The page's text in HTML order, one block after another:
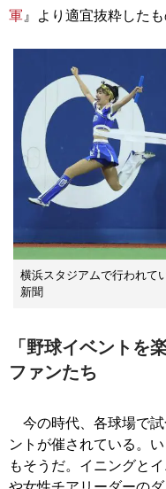
軍 』より適宜抜粋したも
横浜スタジアムで行われ
新聞
「野球イベントを
ファンたち
今の時代、各球場で
ントが催されている。
もそうだ。イニングと